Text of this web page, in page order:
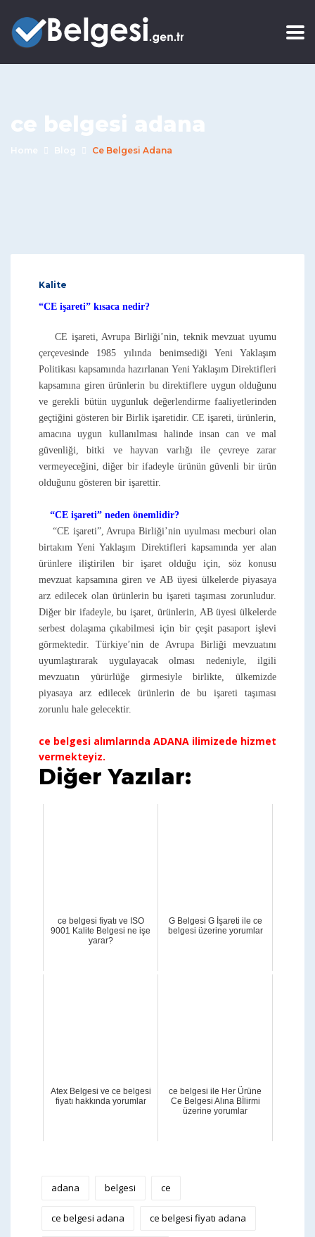
ce belgesi adana
Home Blog Ce Belgesi Adana
Kalite
“CE işareti” kısaca nedir?
CE işareti, Avrupa Birliği’nin, teknik mevzuat uyumu
çerçevesinde 1985 yılında benimsediği Yeni Yaklaşım
Politikası kapsamında hazırlanan Yeni Yaklaşım Direktifleri
kapsamına giren ürünlerin bu direktiflere uygun olduğunu
ve gerekli bütün uygunluk değerlendirme faaliyetlerinden
geçtiğini gösteren bir Birlik işaretidir. CE işareti, ürünlerin,
amacına uygun kullanılması halinde insan can ve mal
güvenliği, bitki ve hayvan varlığı ile çevreye zarar
vermeyeceğini, diğer bir ifadeyle ürünün güvenli bir ürün
olduğunu gösteren bir işarettir.
“CE işareti” neden önemlidir?
“CE işareti”, Avrupa Birliği’nin uyulması mecburi olan
birtakım Yeni Yaklaşım Direktifleri kapsamında yer alan
ürünlere iliştirilen bir işaret olduğu için, söz konusu
mevzuat kapsamına giren ve AB üyesi ülkelerde piyasaya
arz edilecek olan ürünlerin bu işareti taşıması zorunludur.
Diğer bir ifadeyle, bu işaret, ürünlerin, AB üyesi ülkelerde
serbest dolaşıma çıkabilmesi için bir çeşit pasaport işlevi
görmektedir. Türkiye’nin de Avrupa Birliği mevzuatını
uyumlaştırarak uygulayacak olması nedeniyle, ilgili
mevzuatın yürürlüğe girmesiyle birlikte, ülkemizde
piyasaya arz edilecek ürünlerin de bu işareti taşıması
zorunlu hale gelecektir.
ce belgesi alımlarında ADANA ilimizede hizmet
vermekteyiz.
Diğer Yazılar:
ce belgesi fiyatı ve ISO
9001 Kalite Belgesi ne işe
yarar?
G Belgesi G İşareti ile ce
belgesi üzerine yorumlar
Atex Belgesi ve ce belgesi
fiyatı hakkında yorumlar
ce belgesi ile Her Ürüne
Ce Belgesi Alına Bİlirmi
üzerine yorumlar
adana belgesi ce
ce belgesi adana ce belgesi fiyatı adana